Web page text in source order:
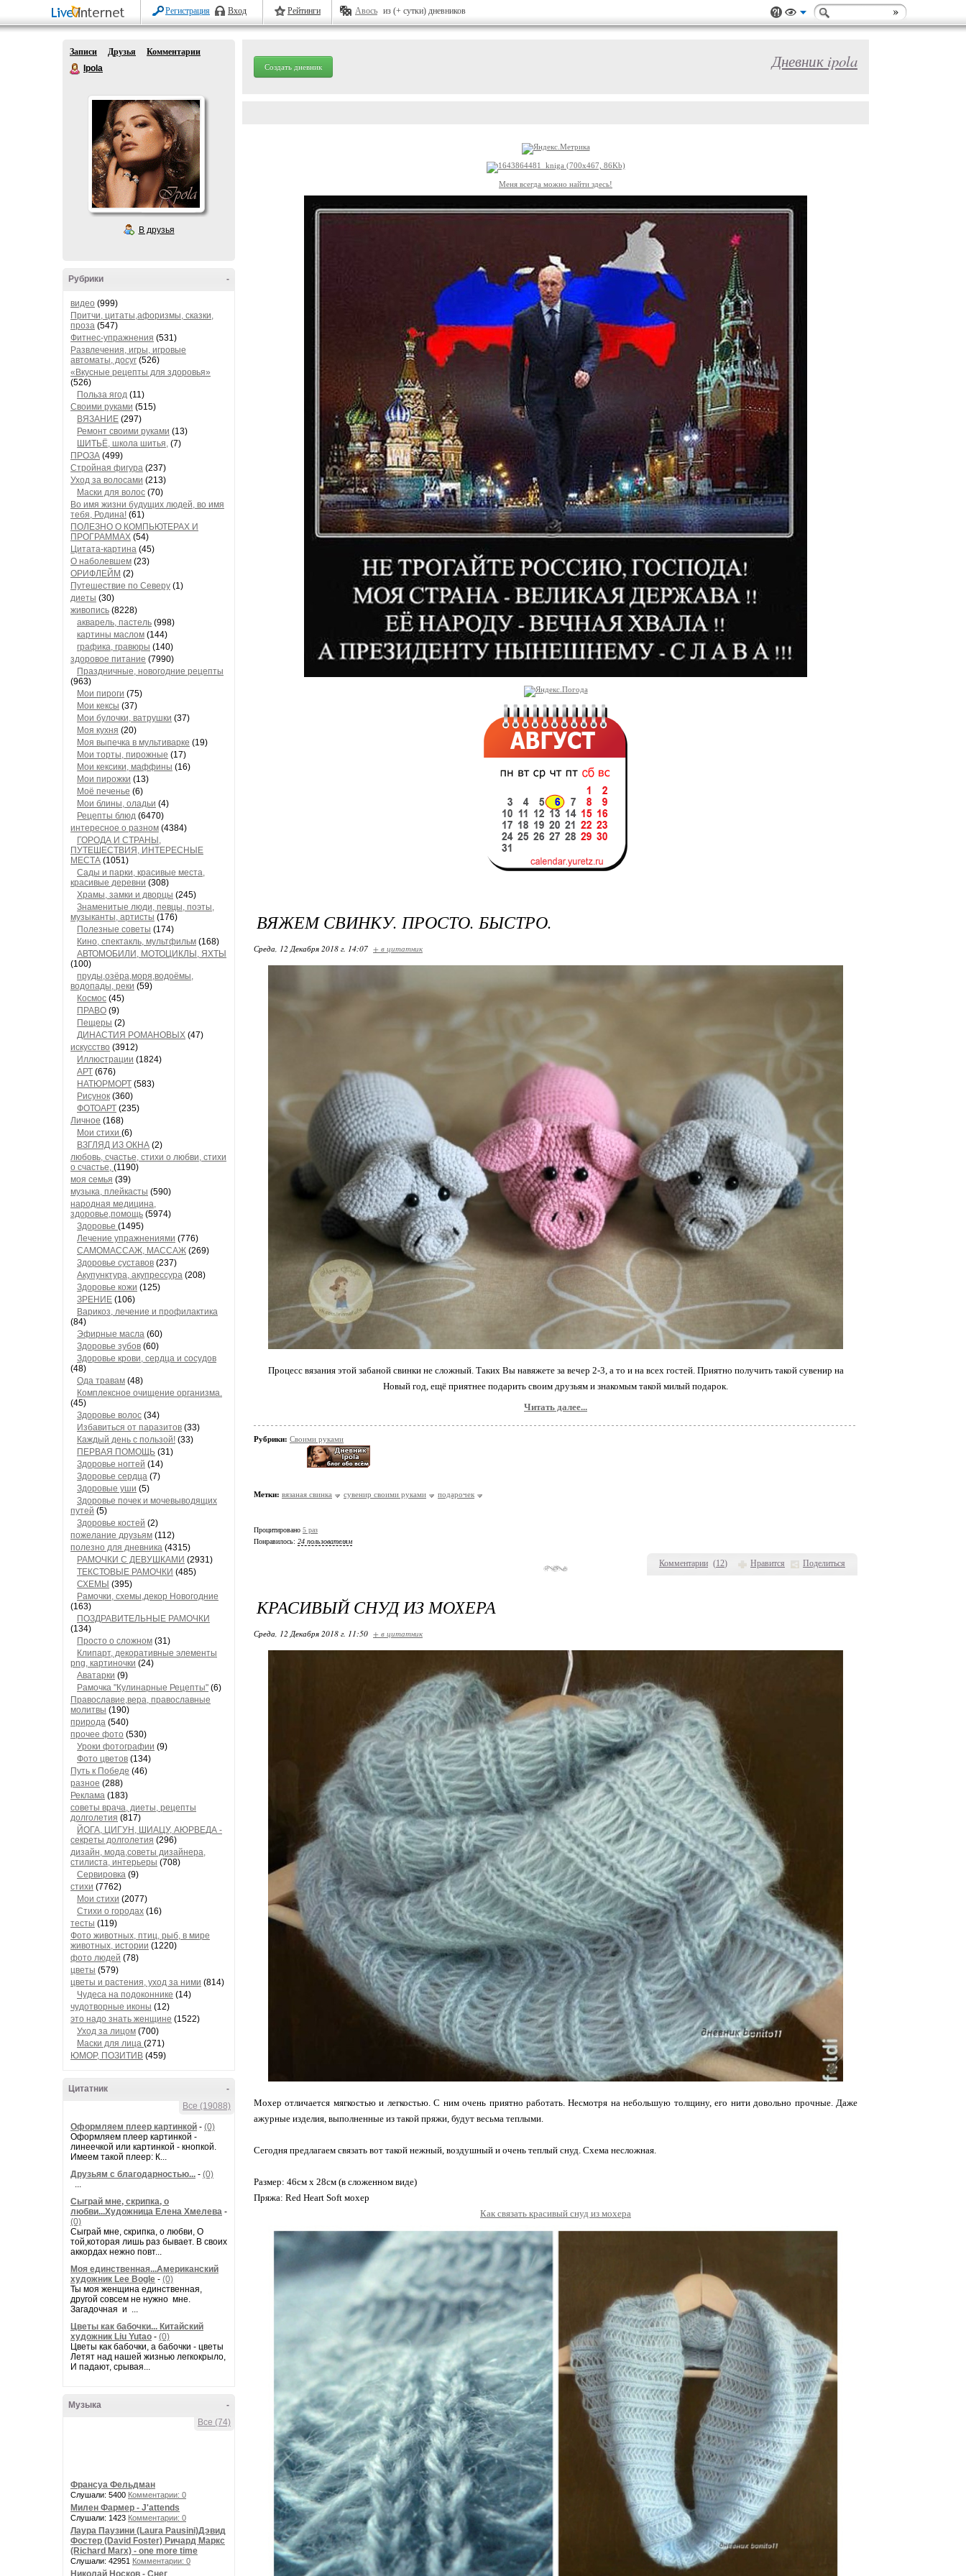
Регистрация Вход Рейтинги Авось из (+ сутки) дневников
Записи Друзья
Комментарии
Ipola
В друзья
-
Рубрики
видео (999)
Притчи, цитаты,афоризмы, сказки,
проза (547)
Фитнес-упражнения (531)
Развлечения, игры, игровые
автоматы, досуг (526)
«Вкусные рецепты для здоровья»
(526)
Польза ягод (11)
Своими руками (515)
ВЯЗАНИЕ (297)
Ремонт своими руками (13)
ШИТЬЁ, школа шитья, (7)
ПРОЗА (499)
Стройная фигура (237)
Уход за волосами (213)
Маски для волос (70)
Во имя жизни будущих людей, во имя
тебя, Родина! (61)
ПОЛЕЗНО О КОМПЬЮТЕРАХ И
ПРОГРАММАХ (54)
Цитата-картина (45)
О наболевшем (23)
ОРИФЛЕЙМ (2)
Путешествие по Северу (1)
диеты (30)
живопись (8228)
акварель, пастель (998)
картины маслом (144)
графика, гравюры (140)
здоровое питание (7990)
Праздничные, новогодние рецепты
(963)
Мои пироги (75)
Мои кексы (37)
Мои булочки, ватрушки (37)
Моя кухня (20)
Моя выпечка в мультиварке (19)
Мои торты, пирожные (17)
Мои кексики, маффины (16)
Мои пирожки (13)
Моё печенье (6)
Мои блины, оладьи (4)
Рецепты блюд (6470)
интересное о разном (4384)
ГОРОДА И СТРАНЫ,
ПУТЕШЕСТВИЯ, ИНТЕРЕСНЫЕ
МЕСТА (1051)
Сады и парки, красивые места,
красивые деревни (308)
Храмы, замки и дворцы (245)
Знаменитые люди, певцы, поэты,
музыканты, артисты (176)
Полезные советы (174)
Кино, спектакль, мультфильм (168)
АВТОМОБИЛИ, МОТОЦИКЛЫ, ЯХТЫ
(100)
пруды,озёра,моря,водоёмы,
водопады, реки (59)
Космос (45)
ПРАВО (9)
Пещеры (2)
ДИНАСТИЯ РОМАНОВЫХ (47)
искусство (3912)
Иллюстрации (1824)
АРТ (676)
НАТЮРМОРТ (583)
Рисунок (360)
ФОТОАРТ (235)
Личное (168)
Мои стихи (6)
ВЗГЛЯД ИЗ ОКНА (2)
любовь, счастье, стихи о любви, стихи
о счастье, (1190)
моя семья (39)
музыка, плейкасты (590)
народная медицина,
здоровье,помощь (5974)
Здоровье (1495)
Лечение упражнениями (776)
САМОМАССАЖ, МАССАЖ (269)
Здоровье суставов (237)
Акупунктура, акупрессура (208)
Здоровье кожи (125)
ЗРЕНИЕ (106)
Варикоз, лечение и профилактика
(84)
Эфирные масла (60)
Здоровье зубов (60)
Здоровье крови, сердца и сосудов
(48)
Ода травам (48)
Комплексное очищение организма.
(45)
Здоровье волос (34)
Избавиться от паразитов (33)
Каждый день с пользой! (33)
ПЕРВАЯ ПОМОЩЬ (31)
Здоровье ногтей (14)
Здоровье сердца (7)
Здоровые уши (5)
Здоровье почек и мочевыводящих
путей (5)
Здоровье костей (2)
пожелание друзьям (112)
полезно для дневника (4315)
РАМОЧКИ С ДЕВУШКАМИ (2931)
ТЕКСТОВЫЕ РАМОЧКИ (485)
СХЕМЫ (395)
Рамочки, схемы,декор Новогодние
(163)
ПОЗДРАВИТЕЛЬНЫЕ РАМОЧКИ
(134)
Просто о сложном (31)
Клипарт, декоративные элементы
png, картиночки (24)
Аватарки (9)
Рамочка "Кулинарные Рецепты" (6)
Православие,вера, православные
молитвы (190)
природа (540)
прочее фото (530)
Уроки фотографии (9)
Фото цветов (134)
Путь к Победе (46)
разное (288)
Реклама (183)
советы врача, диеты, рецепты
долголетия (817)
ЙОГА, ЦИГУН, ШИАЦУ, АЮРВЕДА -
секреты долголетия (296)
дизайн, мода,советы дизайнера,
стилиста, интерьеры (708)
Сервировка (9)
стихи (7762)
Мои стихи (2077)
Стихи о городах (16)
тесты (119)
Фото животных, птиц, рыб, в мире
животных, истории (1220)
фото людей (78)
цветы (579)
цветы и растения, уход за ними (814)
Чудеса на подоконнике (14)
чудотворные иконы (12)
это надо знать женщине (1522)
Уход за лицом (700)
Маски для лица (271)
ЮМОР, ПОЗИТИВ (459)
-
Цитатник
Все (19088)
Оформляем плеер картинкой - (0)
Оформляем плеер картинкой -
линеечкой или картинкой - кнопкой.
Имеем такой плеер: К...
Друзьям с благодарностью... - (0)
...
Сыграй мне, скрипка, о
любви...Художница Елена Хмелева -
(0)
Сыграй мне, скрипка, о любви, О
той,которая лишь раз бывает. В своих
аккордах нежно повт...
Моя единственная...Американский
художник Lee Bogle - (0)
Ты моя женщина единственная,
другой совсем не нужно мне.
Загадочная и ...
Цветы как бабочки... Китайский
художник Liu Yutao - (0)
Цветы как бабочки, а бабочки - цветы
Летят над нашей жизнью легкокрыло,
И падают, срывая...
-
Музыка
Все (74)
Франсуа Фельдман
Слушали: 5400 Комментарии: 0
Милен Фармер - J'attends
Слушали: 1423 Комментарии: 0
Лаура Паузини (Laura Pausini)Дэвид
Фостер (David Foster) Ричард Маркс
(Richard Marx) - one more time
Слушали: 42951 Комментарии: 0
Николай Носков - Снег
Создать дневник Дневник ipola
Меня всегда можно найти здесь!
Комментарии (12) Нравится Поделиться
ВЯЖЕМ СВИНКУ. ПРОСТО. БЫСТРО.
Среда, 12 Декабря 2018 г. 14:07 + в цитатник
Процесс вязания этой забаной свинки не сложный. Таких Вы навяжете за вечер 2-3, а то и на всех гостей. Приятно получить такой сувенир на
Новый год, ещё приятнее подарить своим друзьям и знакомым такой милый подарок.
Читать далее...
Рубрики: Своими руками
Метки: вязаная свинка сувенир своими руками подарочек
Процитировано 5 раз
Понравилось: 24 пользователям
КРАСИВЫЙ СНУД ИЗ МОХЕРА
Среда, 12 Декабря 2018 г. 11:50 + в цитатник
Мохер отличается мягкостью и легкостью. С ним очень приятно работать. Несмотря на небольшую толщину, его нити довольно прочные. Даже
ажурные изделия, выполненные из такой пряжи, будут весьма теплыми.
Сегодня предлагаем связать вот такой нежный, воздушный и очень теплый снуд. Схема несложная.
Размер: 46см х 28см (в сложенном виде)
Пряжа: Red Heart Soft мохер
Как связать красивый снуд из мохера